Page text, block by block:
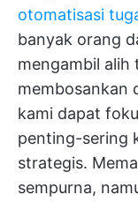
otomatisasi
banyak orang
mengambil alih
membosankan
kami dapat
penting-sering
strategis.
sempurna,